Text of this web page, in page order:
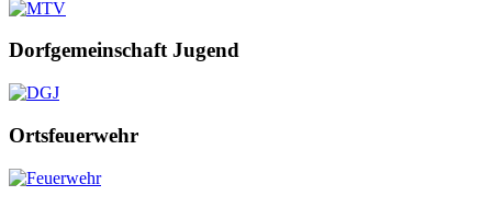
Dorfgemeinschaft Jugend
Ortsfeuerwehr